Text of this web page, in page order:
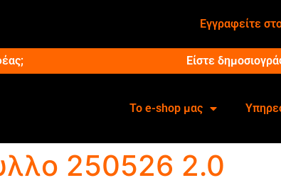
Εγγραφείτε
Είστε
Το e-shop μας
250526 2.0